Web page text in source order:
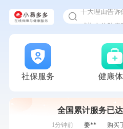
入职体检在线
甲状腺癌怎么
社保服务 健康
全国累计服务已达
7分钟前 毛**
购买了汤臣倍健多维
瓶
7分钟前
购买了
成功预
成功预
1分钟前
周**
购
1分钟前
姜**
购买